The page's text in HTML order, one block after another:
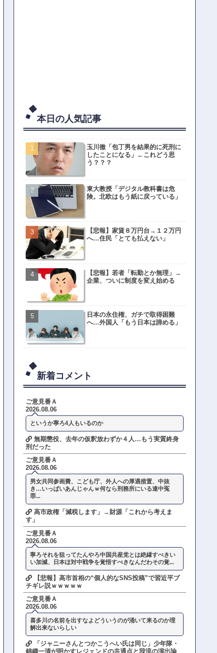
本日の人気記事
玉川徹「包丁男を結果的に死刑に
したことになる」←これどう思
う？？？
東大教授「デジタル教科書は危
険。北欧はもう紙に戻っている」
【悲報】家賃８万円台→１２万円
へ…住民「とても払えない」
【悲報】若者「転勤とか無理」→
企業、ついに制度を変え始める
日本の永住権、ガチで取得困難
へ…外国人「もう日本は諦める」
新着コメント
ご意見番Ａ
2026.08.06
というか寧ろ4人もいるのか
無期懲役、去年の仮釈放わずか４人…もう実質終身
刑だった
ご意見番Ａ
2026.08.06
男女共同参画費、こども庁、外人への厚遇措置、中抜
き…いっぱいあんじゃんｗ何なら刑務所にいる連中冤
罪...
高市政権「減税します」→財源「これから考えま
す」
ご意見番Ａ
2026.08.06
寧ろそれを狙ってたんやろ中国共産党とは絶縁すべきい
い加減、日本ほ対中戦争を覚悟すべきなんだわその覚...
【悲報】高市首相の“個人的なSNS投稿”で習近平ブ
チギレ説ｗｗｗｗｗ
ご意見番Ａ
2026.08.06
喜多川の名前を出すなよどういうのが涌いて来るのか理
解出来ないらしい
「ジャニーさんとつかこうへい氏は同じ」少年隊・
錦織一清が明かすレジェンドの共通点と我流の演出論